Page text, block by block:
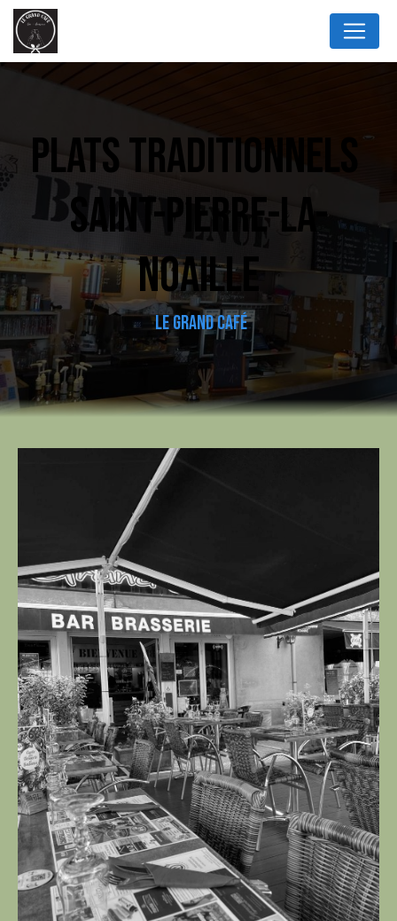
PLATS TRADITIONNELS
SAINT-PIERRE-LA-
NOAILLE
LE GRAND CAFÉ
Panneau de gestion des cookies